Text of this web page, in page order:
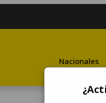
Nacionales